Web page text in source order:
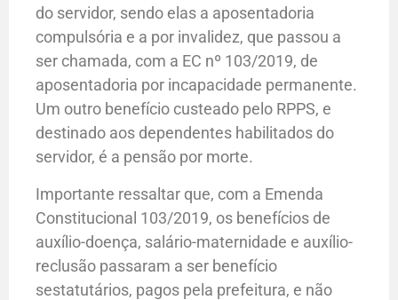
do servidor, sendo elas a aposentadoria
compulsória e a por invalidez, que passou a
ser chamada, com a EC nº 103/2019, de
aposentadoria por incapacidade permanente.
Um outro benefício custeado pelo RPPS, e
destinado aos dependentes habilitados do
servidor, é a pensão por morte.
Importante ressaltar que, com a Emenda
Constitucional 103/2019, os benefícios de
auxílio-doença, salário-maternidade e auxílio-
reclusão passaram a ser benefício
sestatutários, pagos pela prefeitura, e não